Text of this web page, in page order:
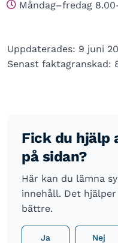
Måndag–fredag
Uppdaterades: 9 juni
Senast faktagranskad:
Fick du hjälp
på sidan?
Här kan du lämna
innehåll. Det
bättre.
Ja Nej